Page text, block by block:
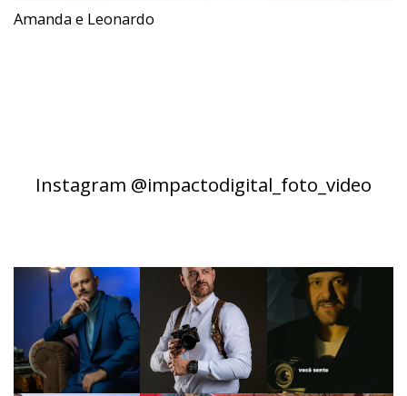
Amanda e Leonardo
Instagram @impactodigital_foto_video